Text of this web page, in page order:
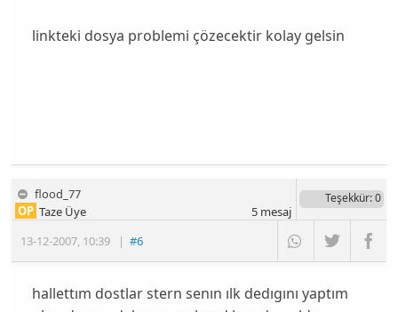
linkteki dosya problemi çözecektir kolay gelsin
flood_77
13-12-2007, 10:39 |#6
OP Taze Üye
Teşekkür: 0
5mesaj
hallettım dostlar stern senın ılk dedıgını yaptım